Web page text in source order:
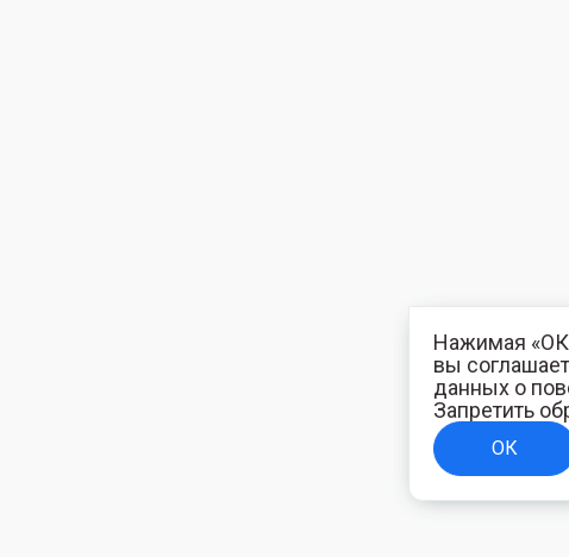
Нажимая
вы
данных о
Запретить
ОК